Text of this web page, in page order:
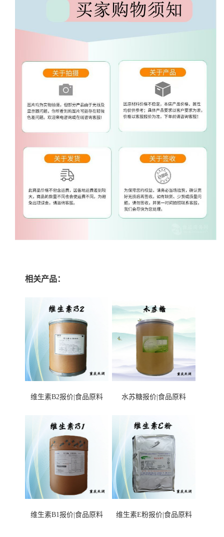
相关产品：
维生素B2报价|食品原料 水苏糖报价|食品原料
维生素B1报价|食品原料 维生素E粉报价|食品原料